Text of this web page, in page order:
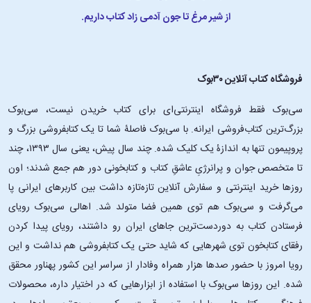
از شیر مرغ تا جون آدمی زاد کتاب داریم.
فروشگاه کتاب آنلاین ۳۰بوک
سی‌بوک فقط فروشگاه اینترنتی‌ای برای کتاب خریدن نیست، سی‌بوک
بزرگ‌ترین کتاب‌فروشی ایرانه. با سی‌بوک فاصلۀ شما تا یک کتابفروشی بزرگ و
پروپیمون تنها به اندازۀ یک کلیک شده. چند سال پیش، یعنی سال ۱۳۹۳، چند
تا متخصص جوان و پرانرژیِ عاشقِ کتاب و کتابخونی دور هم جمع شدند؛ اون‌
روزها خرید اینترنتی و سفارش آنلاین تازه‌تازه داشت بین کاربرهای ایرانی پا
می‌گرفت و سی‌بوک هم توی همین فضا متولد شد. اهالی سی‌بوک رویای
فرستادن کتاب به دوردست‌ترین جاهای ایران رو داشتند، رویای پیدا کردن
رفقای کتابخون توی شهرهایی که شاید حتی یک کتابفروشی هم نداشت و این
رویا امروز با حضور صدها هزار همراه وفادار از سراسر این کشور پهناور محقق
شده. این ‌روزها سی‌بوک با استفاده از ابزارهایی که در اختیار داره، محصولات